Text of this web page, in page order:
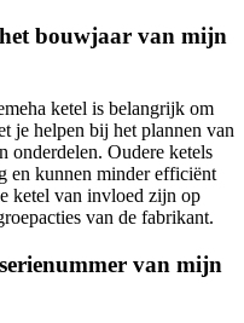
bouwjaar van mijn
ketel is belangrijk om
je helpen bij het plannen van
onderdelen. Oudere ketels
en kunnen minder efficiënt
ketel van invloed zijn op
van de fabrikant.
van mijn